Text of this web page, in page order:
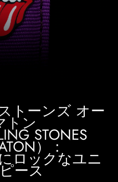
トーンズ オー
トン
STONES
）：
ロックなユニ
ース